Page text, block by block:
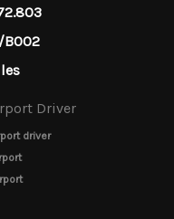
B002
Driver
driver